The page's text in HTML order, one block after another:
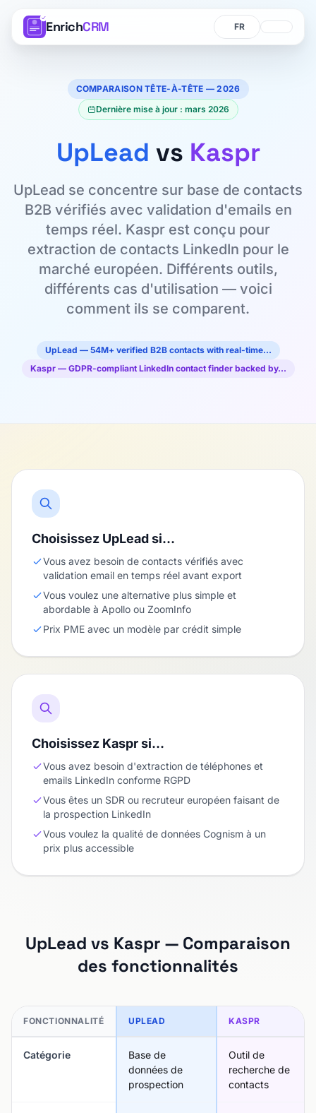
EnrichCRM Langue
Langue
COMPARAISON TÊTE-À-TÊTE — 2026
Dernière mise à jour : mars 2026
UpLead vs Kaspr
UpLead se concentre sur base de contacts
B2B vérifiés avec validation d'emails en
temps réel. Kaspr est conçu pour
extraction de contacts LinkedIn pour le
marché européen. Différents outils,
différents cas d'utilisation — voici
comment ils se comparent.
UpLead — 54M+ verified B2B contacts with real-time…
Kaspr — GDPR-compliant LinkedIn contact finder backed by…
Choisissez UpLead si…
Vous avez besoin de contacts vérifiés avec
validation email en temps réel avant export
Vous voulez une alternative plus simple et
abordable à Apollo ou ZoomInfo
Prix PME avec un modèle par crédit simple
Choisissez Kaspr si…
Vous avez besoin d'extraction de téléphones et
emails LinkedIn conforme RGPD
Vous êtes un SDR ou recruteur européen faisant de
la prospection LinkedIn
Vous voulez la qualité de données Cognism à un
prix plus accessible
UpLead vs Kaspr — Comparaison
des fonctionnalités
FONCTIONNALITÉ UPLEAD KASPR
Catégorie
Base de
données de
prospection
Outil de
recherche de
contacts